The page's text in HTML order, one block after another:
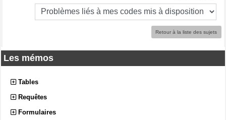
Les mémos
Tables
Requêtes
Formulaires
Retour à la liste des sujets